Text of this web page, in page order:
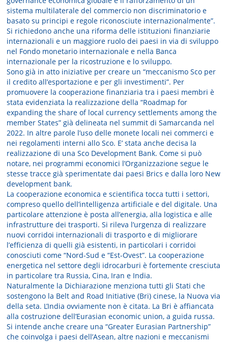
sistema multilaterale del commercio non discriminatorio e
basato su principi e regole riconosciute internazionalmente”.
Si richiedono anche una riforma delle istituzioni finanziarie
internazionali e un maggiore ruolo dei paesi in via di sviluppo
nel Fondo monetario internazionale e nella Banca
internazionale per la ricostruzione e lo sviluppo.
Sono già in atto iniziative per creare un “meccanismo Sco per
il credito all’esportazione e per gli investimenti”. Per
promuovere la cooperazione finanziaria tra i paesi membri è
stata evidenziata la realizzazione della “Roadmap for
expanding the share of local currency settlements among the
member States” già delineata nel summit di Samarcanda nel
2022. In altre parole l’uso delle monete locali nei commerci e
nei regolamenti interni allo Sco. E’ stata anche decisa la
realizzazione di una Sco Development Bank. Come si può
notare, nei programmi economici l’Organizzazione segue le
stesse tracce già sperimentate dai paesi Brics e dalla loro New
development bank.
La cooperazione economica e scientifica tocca tutti i settori,
compreso quello dell’intelligenza artificiale e del digitale. Una
particolare attenzione è posta all’energia, alla logistica e alle
infrastrutture dei trasporti. Si rileva l’urgenza di realizzare
nuovi corridoi internazionali di trasporto e di migliorare
l’efficienza di quelli già esistenti, in particolari i corridoi
conosciuti come “Nord-Sud e “Est-Ovest”. La cooperazione
energetica nel settore degli idrocarburi è fortemente cresciuta
in particolare tra Russia, Cina, Iran e India.
Naturalmente la Dichiarazione menziona tutti gli Stati che
sostengono la Belt and Road Initiative (Bri) cinese, la Nuova via
della seta. L’India ovviamente non è citata. La Bri è affiancata
alla costruzione dell’Eurasian economic union, a guida russa.
Si intende anche creare una “Greater Eurasian Partnership”
che coinvolga i paesi dell’Asean, altre nazioni e meccanismi